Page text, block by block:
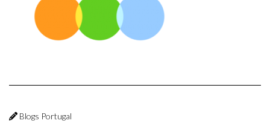
Blogs Portugal